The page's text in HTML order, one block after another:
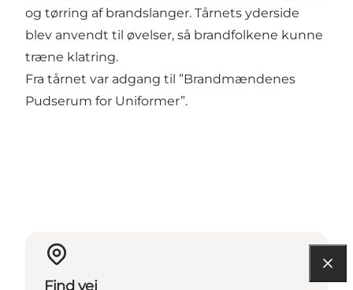
og tørring af brandslanger. Tårnets yderside
blev anvendt til øvelser, så brandfolkene kunne
træne klatring.
Fra tårnet var adgang til ”Brandmændenes
Pudserum for Uniformer”.
Find vej